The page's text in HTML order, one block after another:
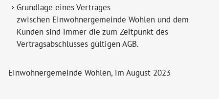
Grundlage eines Vertrages
zwischen Einwohnergemeinde Wohlen und dem
Kunden sind immer die zum Zeitpunkt des
Vertragsabschlusses gültigen AGB.
Einwohnergemeinde Wohlen, im August 2023